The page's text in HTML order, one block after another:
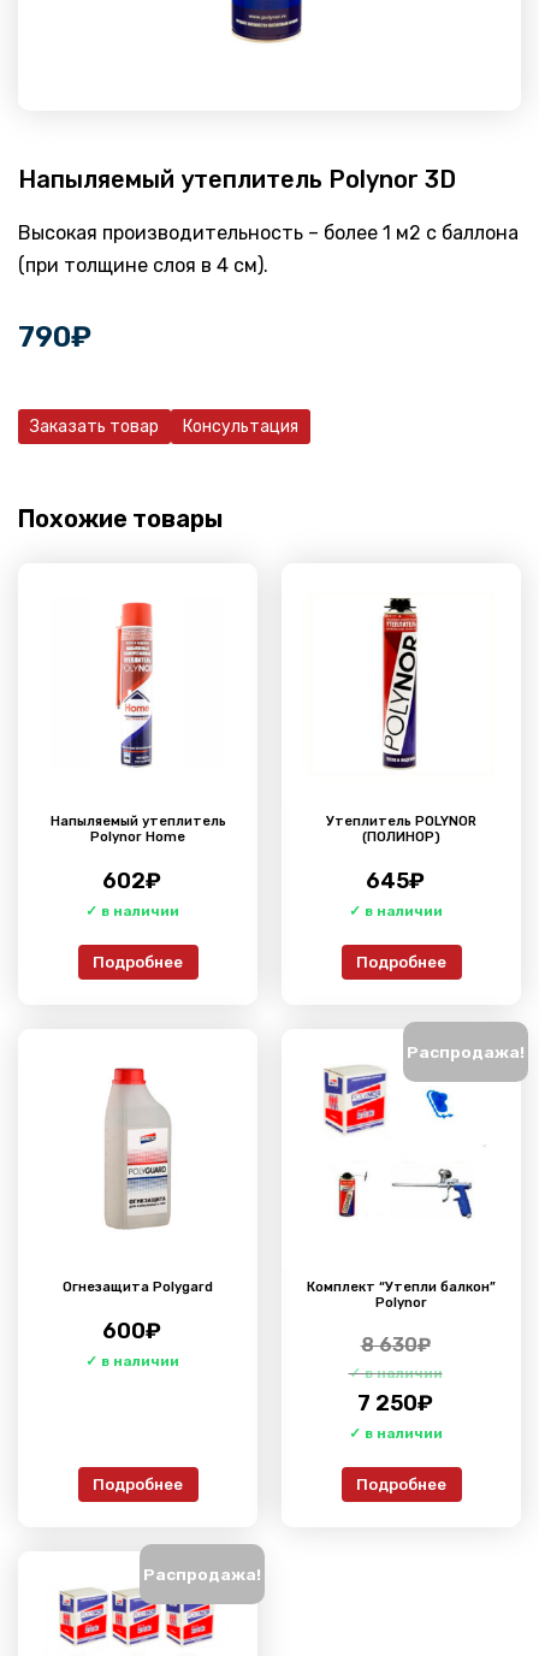
Напыляемый утеплитель Polynor 3D
Высокая производительность – более 1 м2 с баллона
(при толщине слоя в 4 см).
790₽
Заказать товар Консультация
Похожие товары
Напыляемый утеплитель
Polynor Home
602₽
Подробнее
Утеплитель POLYNOR
(ПОЛИНОР)
645₽
Подробнее
Огнезащита Polygard
600₽
Подробнее
Распродажа!
Комплект “Утепли балкон”
Polynor
8 630₽
7 250₽
Подробнее
Распродажа!